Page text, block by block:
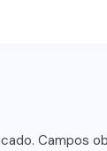
Campos